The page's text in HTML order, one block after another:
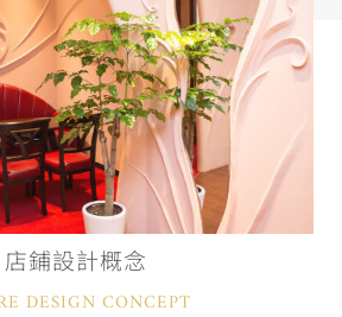
店鋪設計概念
DESIGN CONCEPT